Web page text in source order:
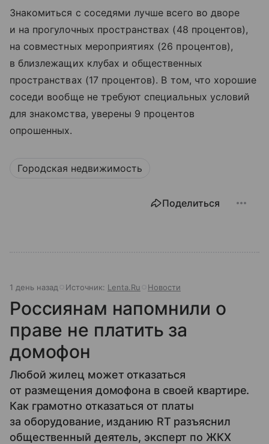
Знакомиться с соседями лучше всего во дворе
и на прогулочных пространствах (48 процентов),
на совместных мероприятиях (26 процентов),
в близлежащих клубах и общественных
пространствах (17 процентов). В том, что хорошие
соседи вообще не требуют специальных условий
для знакомства, уверены 9 процентов
опрошенных.
Городская недвижимость
Поделиться
1 день назад Источник: Lenta.Ru Новости
Россиянам напомнили о
праве не платить за
домофон
Любой жилец может отказаться
от размещения домофона в своей квартире.
Как грамотно отказаться от платы
за оборудование, изданию RT разъяснил
общественный деятель, эксперт по ЖКХ